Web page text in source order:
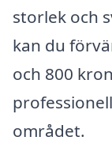
storlek och
kan du
och 800
området.